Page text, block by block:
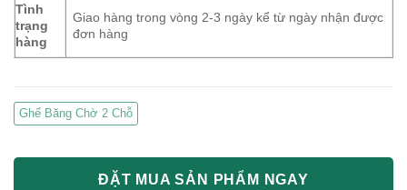
Tình
trạng
hàng
Giao hàng trong vòng 2-3 ngày kể từ ngày nhận được
đơn hàng
Ghế Băng Chờ 2 Chỗ
ĐẶT MUA SẢN PHẨM NGAY